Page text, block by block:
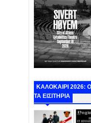
ΚΑΛΟΚΑΙΡΙ 2026:
ΤΑ ΕΙΣΙΤΗΡΙΑ